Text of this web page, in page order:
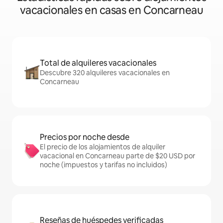
vacacionales en casas en Concarneau
Total de alquileres vacacionales
Descubre 320 alquileres vacacionales en
Concarneau
Precios por noche desde
El precio de los alojamientos de alquiler
vacacional en Concarneau parte de $20 USD por
noche (impuestos y tarifas no incluidos)
Reseñas de huéspedes verificadas